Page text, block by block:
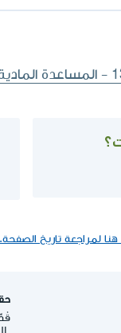
لمراجعة تاريخ الصفحة.